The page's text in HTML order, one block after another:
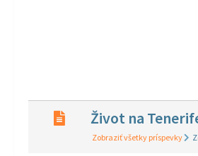
Život na
Zobraziť všetky príspevky